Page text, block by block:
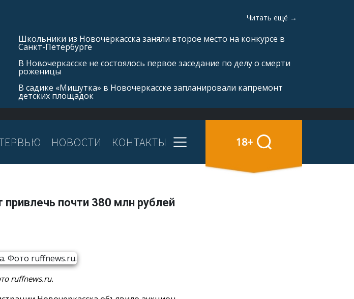
Читать ещё →
Школьники из Новочеркасска заняли второе место на конкурсе в
Санкт-Петербурге
В Новочеркасске не состоялось первое заседание по делу о смерти
роженицы
В садике «Мишутка» в Новочеркасске запланировали капремонт
детских площадок
НОВОСТИ КОНТАКТЫ 18+
привлечь почти 380 млн рублей
ruffnews.ru.